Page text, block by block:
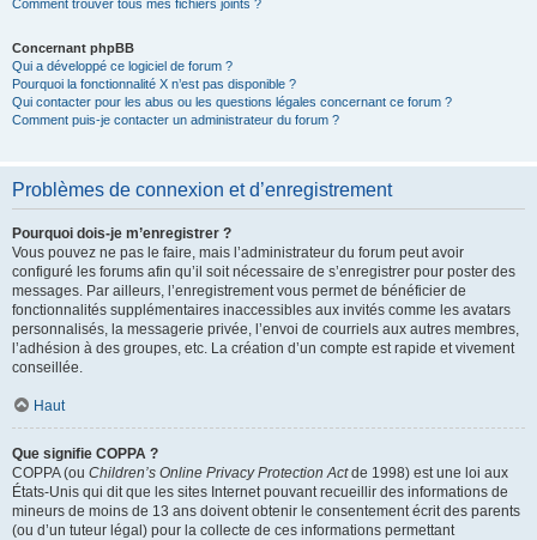
Comment trouver tous mes fichiers joints ?
Concernant phpBB
Qui a développé ce logiciel de forum ?
Pourquoi la fonctionnalité X n’est pas disponible ?
Qui contacter pour les abus ou les questions légales concernant ce forum ?
Comment puis-je contacter un administrateur du forum ?
Problèmes de connexion et d’enregistrement
Pourquoi dois-je m’enregistrer ?
Vous pouvez ne pas le faire, mais l’administrateur du forum peut avoir
configuré les forums afin qu’il soit nécessaire de s’enregistrer pour poster des
messages. Par ailleurs, l’enregistrement vous permet de bénéficier de
fonctionnalités supplémentaires inaccessibles aux invités comme les avatars
personnalisés, la messagerie privée, l’envoi de courriels aux autres membres,
l’adhésion à des groupes, etc. La création d’un compte est rapide et vivement
conseillée.
Haut
Que signifie COPPA ?
COPPA (ou Children’s Online Privacy Protection Actde 1998) est une loi aux
États-Unis qui dit que les sites Internet pouvant recueillir des informations de
mineurs de moins de 13 ans doivent obtenir le consentement écrit des parents
(ou d’un tuteur légal) pour la collecte de ces informations permettant